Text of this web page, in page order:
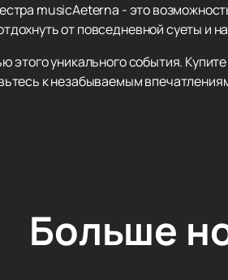
musicAeterna - это
от повседневной суеты и
этого уникального события. Купите
к незабываемым
Больше